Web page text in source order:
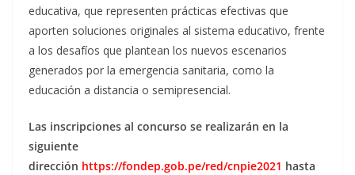
educativa, que representen prácticas efectivas que
aporten soluciones originales al sistema educativo, frente
a los desafíos que plantean los nuevos escenarios
generados por la emergencia sanitaria, como la
educación a distancia o semipresencial.
Las inscripciones al concurso se realizarán en la
siguiente
dirección https://fondep.gob.pe/red/cnpie2021 hasta